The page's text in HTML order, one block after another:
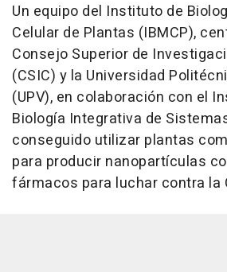
Un equipo del Instituto de
Celular de Plantas (IBMCP),
Consejo Superior de
(CSIC) y la Universidad
(UPV), en colaboración con el
Biología Integrativa de
conseguido utilizar plantas
para producir nanopartículas
fármacos para luchar contra la